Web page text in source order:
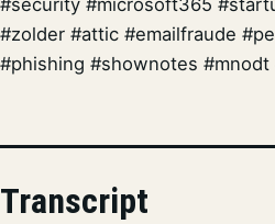
#security #microsoft365
#zolder #attic #emailfraude
#phishing #shownotes
Transcript